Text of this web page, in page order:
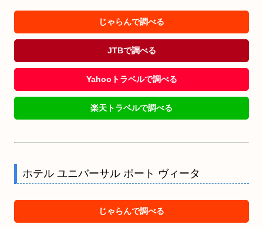
じゃらんで調べる
JTBで調べる
Yahooトラベルで調べる
楽天トラベルで調べる
ホテル ユニバーサル ポート ヴィータ
じゃらんで調べる